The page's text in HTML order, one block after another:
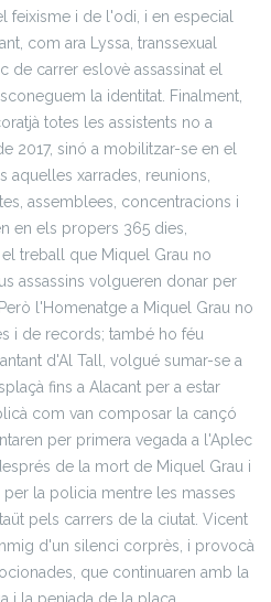
feixisme i de l'odi, i en especial
com ara Lyssa, transsexual
de carrer eslovè assassinat el
la identitat. Finalment,
totes les assistents no a
2017, sinó a mobilitzar-se en el
aquelles xarrades, reunions,
assemblees, concentracions i
en els propers 365 dies,
treball que Miquel Grau no
assassins volgueren donar per
Però l'Homenatge a Miquel Grau no
i de records; també ho féu
d'Al Tall, volgué sumar-se a
fins a Alacant per a estar
com van composar la cançó
per primera vegada a l'Aplec
de la mort de Miquel Grau i
la policia mentre les masses
pels carrers de la ciutat. Vicent
d'un silenci corprès, i provocà
que continuaren amb la